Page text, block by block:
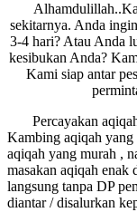
sekitarnya. Anda
3-4 hari? Atau Anda
kesibukan Anda?
Kami siap antar
Percayakan aqiqah
Kambing aqiqah yang
aqiqah yang murah ,
masakan aqiqah enak
langsung tanpa DP
diantar / disalurkan